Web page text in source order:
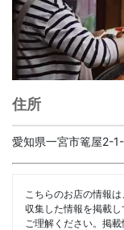
住所
愛知県一宮市篭屋2-
こちらのお店の情報
収集した情報を掲載
ご理解ください。掲